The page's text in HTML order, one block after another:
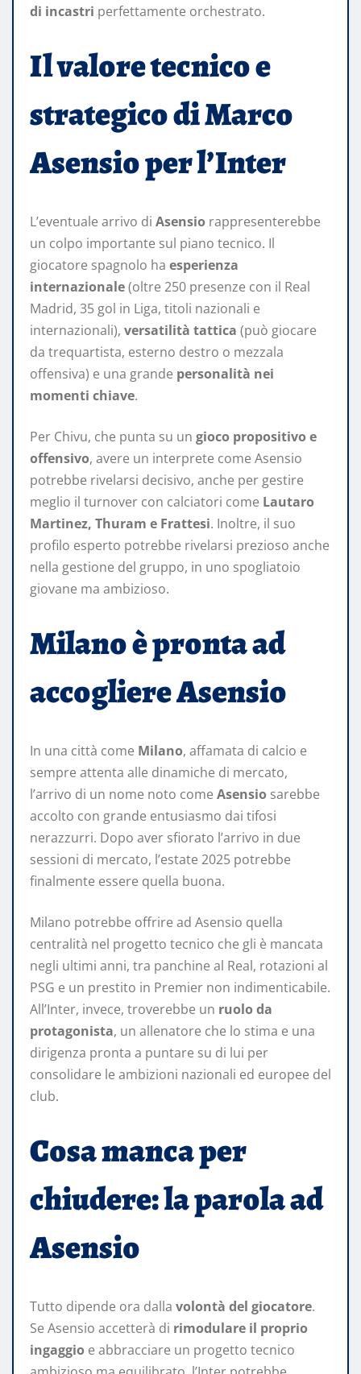
di incastri perfettamente orchestrato.
Il valore tecnico e
strategico di Marco
Asensio per l’Inter
L’eventuale arrivo di Asensio rappresenterebbe
un colpo importante sul piano tecnico. Il
giocatore spagnolo ha esperienza
internazionale(oltre 250 presenze con il Real
Madrid, 35 gol in Liga, titoli nazionali e
internazionali), versatilità tattica (può giocare
da trequartista, esterno destro o mezzala
offensiva) e una grande personalità nei
momenti chiave.
Per Chivu, che punta su un gioco propositivo e
offensivo, avere un interprete come Asensio
potrebbe rivelarsi decisivo, anche per gestire
meglio il turnover con calciatori come Lautaro
Martinez, Thuram e Frattesi. Inoltre, il suo
profilo esperto potrebbe rivelarsi prezioso anche
nella gestione del gruppo, in uno spogliatoio
giovane ma ambizioso.
Milano è pronta ad
accogliere Asensio
In una città come Milano, affamata di calcio e
sempre attenta alle dinamiche di mercato,
l’arrivo di un nome noto come Asensio sarebbe
accolto con grande entusiasmo dai tifosi
nerazzurri. Dopo aver sfiorato l’arrivo in due
sessioni di mercato, l’estate 2025 potrebbe
finalmente essere quella buona.
Milano potrebbe offrire ad Asensio quella
centralità nel progetto tecnico che gli è mancata
negli ultimi anni, tra panchine al Real, rotazioni al
PSG e un prestito in Premier non indimenticabile.
All’Inter, invece, troverebbe un ruolo da
protagonista, un allenatore che lo stima e una
dirigenza pronta a puntare su di lui per
consolidare le ambizioni nazionali ed europee del
club.
Cosa manca per
chiudere: la parola ad
Asensio
Tutto dipende ora dalla volontà del giocatore.
Se Asensio accetterà di rimodulare il proprio
ingaggio e abbracciare un progetto tecnico